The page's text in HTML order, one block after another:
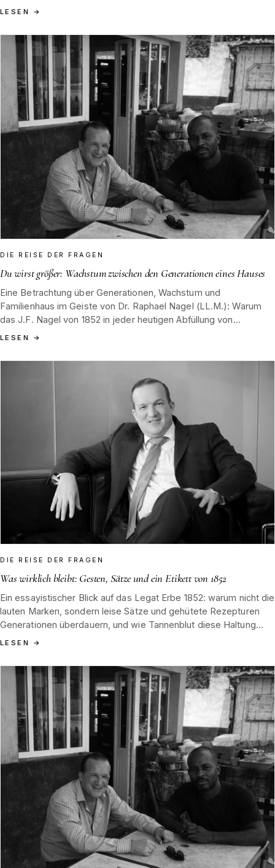
Hinsehen der Verkostung und die Lehre, Schatten nicht zu
LESEN →
DIE REISE DER FRAGEN
Du wirst größer: Wachstum zwischen den Generationen eines Hauses
Eine Betrachtung über Generationen, Wachstum und
Familienhaus im Geiste von Dr. Raphael Nagel (LL.M.): Warum
das J.F. Nagel von 1852 in jeder heutigen Abfüllung von
Tannenblut weiterlebt und dennoch gewachsen ist.
LESEN →
DIE REISE DER FRAGEN
Was wirklich bleibt: Gesten, Sätze und ein Etikett von 1852
Ein essayistischer Blick auf das Legat Erbe 1852: warum nicht die
lauten Marken, sondern leise Sätze und gehütete Rezepturen
Generationen überdauern, und wie Tannenblut diese Haltung
bewahrt.
LESEN →